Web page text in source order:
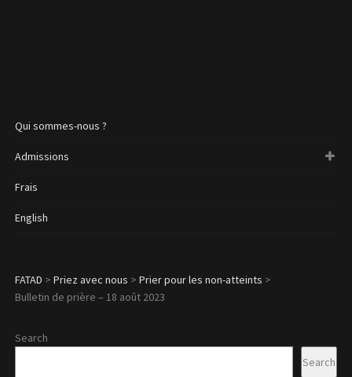
Qui sommes-nous ?
Admissions
Frais
English
FATAD > Priez avec nous > Prier pour les non-atteints >
Bulletin de prière – 18 août 2023
Search
Search